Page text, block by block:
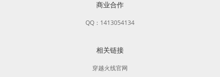
商业合作
QQ：1413054134
相关链接
穿越火线官网